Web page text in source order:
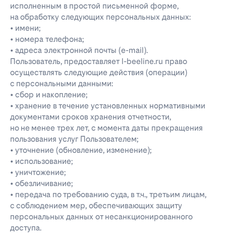
исполненным в простой письменной форме,
на обработку следующих персональных данных:
• имени;
• номера телефона;
• адреса электронной почты (e-mail).
Пользователь, предоставляет l-beeline.ru право
осуществлять следующие действия (операции)
с персональными данными:
• сбор и накопление;
• хранение в течение установленных нормативными
документами сроков хранения отчетности,
но не менее трех лет, с момента даты прекращения
пользования услуг Пользователем;
• уточнение (обновление, изменение);
• использование;
• уничтожение;
• обезличивание;
• передача по требованию суда, в т.ч., третьим лицам,
с соблюдением мер, обеспечивающих защиту
персональных данных от несанкционированного
доступа.